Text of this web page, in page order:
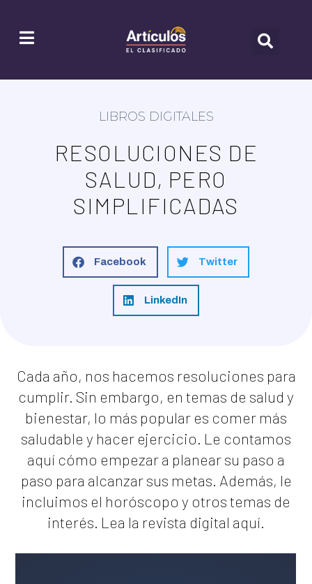
LIBROS DIGITALES
RESOLUCIONES DE
SALUD, PERO
SIMPLIFICADAS
Facebook Twitter
LinkedIn
Cada año, nos hacemos resoluciones para
cumplir. Sin embargo, en temas de salud y
bienestar, lo más popular es comer más
saludable y hacer ejercicio. Le contamos
aquí cómo empezar a planear su paso a
paso para alcanzar sus metas. Además, le
incluimos el horóscopo y otros temas de
interés. Lea la revista digital aquí.